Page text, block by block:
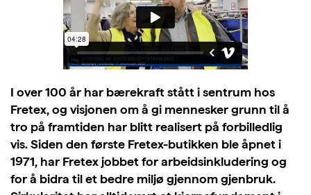
I over 100 år har bærekraft stått i sentrum hos
Fretex, og visjonen om å gi mennesker grunn til å
tro på framtiden har blitt realisert på forbilledlig
vis. Siden den første Fretex-butikken ble åpnet i
1971, har Fretex jobbet for arbeidsinkludering og
for å bidra til et bedre miljø gjennom gjenbruk.